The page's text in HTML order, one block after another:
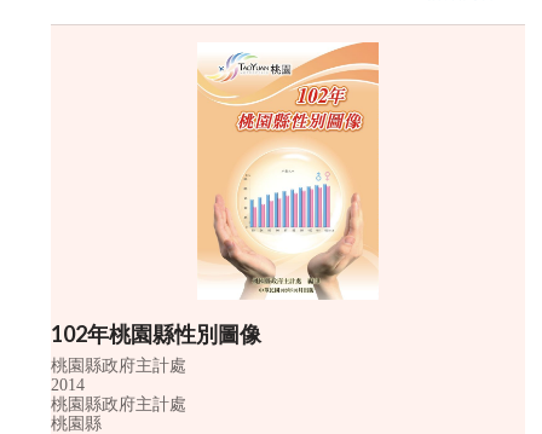
102年桃園縣性別圖像
桃園縣政府主計處
2014
桃園縣政府主計處
桃園縣